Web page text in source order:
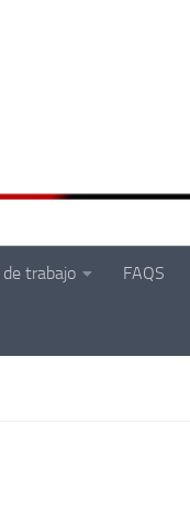
trabajo FAQS